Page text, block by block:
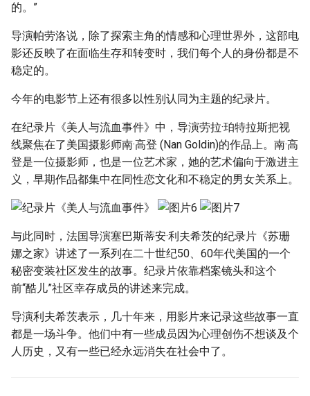
的。”
导演帕劳洛说，除了探索主角的情感和心理世界外，这部电
影还反映了在面临生存和转变时，我们每个人的身份都是不
稳定的。
今年的电影节上还有很多以性别认同为主题的纪录片。
在纪录片《美人与流血事件》中，导演劳拉·珀特拉斯把视
线聚焦在了美国摄影师南·高登 (Nan Goldin)的作品上。南·高
登是一位摄影师，也是一位艺术家，她的艺术偏向于激进主
义，早期作品都集中在同性恋文化和不稳定的男女关系上。
与此同时，法国导演塞巴斯蒂安·利夫希茨的纪录片《苏珊
娜之家》讲述了一系列在二十世纪50、60年代美国的一个
秘密变装社区发生的故事。纪录片依靠档案镜头和这个
前“酷儿”社区幸存成员的讲述来完成。
导演利夫希茨表示，几十年来，用影片来记录这些故事一直
都是一场斗争。他们中有一些成员因为心理创伤不想谈及个
人历史，又有一些已经永远消失在社会中了。